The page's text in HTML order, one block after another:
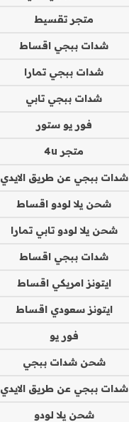
متجر تقسيط
شدات ببجي اقساط
شدات ببجي تمارا
شدات ببجي تابي
فور يو ستور
متجر 4u
شدات ببجي عن طريق الايدي
شحن يلا لودو اقساط
شحن يلا لودو تابي تمارا
شدات ببجي اقساط
ايتونز امريكي اقساط
ايتونز سعودي اقساط
فور يو
شحن شدات ببجي
شدات ببجي عن طريق الايدي
شحن يلا لودو